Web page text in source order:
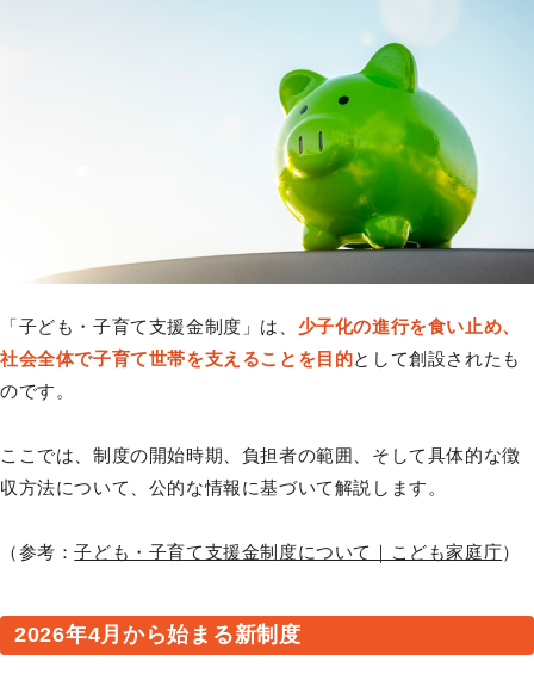
「子ども・子育て支援金制度」は、 少子化の進行を食い止め、
社会全体で子育て世帯を支えることを目的として創設されたも
のです。
ここでは、制度の開始時期、負担者の範囲、そして具体的な徴
収方法について、公的な情報に基づいて解説します。
（参考：子ども・子育て支援金制度について｜こども家庭庁）
2026年4月から始まる新制度